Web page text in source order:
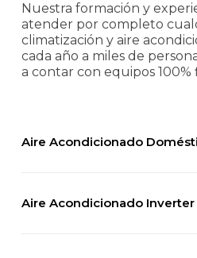
Nuestra formación y
atender por completo
climatización y aire
cada año a miles de
a contar con equipos 100%
Aire Acondicionado
Multi-split
Aire Acondicionado Inverter